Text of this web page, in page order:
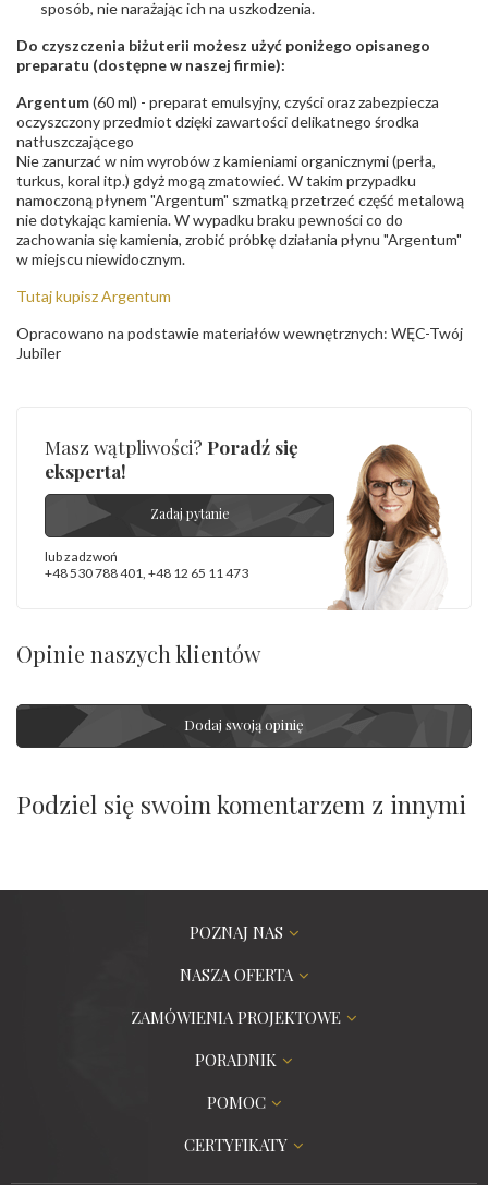
sposób, nie narażając ich na uszkodzenia.
Do czyszczenia biżuterii możesz użyć poniżego opisanego
preparatu (dostępne w naszej firmie):
Argentum(60 ml) - preparat emulsyjny, czyści oraz zabezpiecza
oczyszczony przedmiot dzięki zawartości delikatnego środka
natłuszczającego
Nie zanurzać w nim wyrobów z kamieniami organicznymi (perła,
turkus, koral itp.) gdyż mogą zmatowieć. W takim przypadku
namoczoną płynem "Argentum" szmatką przetrzeć część metalową
nie dotykając kamienia. W wypadku braku pewności co do
zachowania się kamienia, zrobić próbkę działania płynu "Argentum"
w miejscu niewidocznym.
Tutaj kupisz Argentum
Opracowano na podstawie materiałów wewnętrznych: WĘC-Twój
Jubiler
Masz wątpliwości? Poradź się
eksperta!
Zadaj pytanie
lub zadzwoń
+48 530 788 401 +48 12 65 11 473
Opinie naszych klientów
Dodaj swoją opinię
Podziel się swoim komentarzem z innymi
POZNAJ NAS
NASZA OFERTA
ZAMÓWIENIA PROJEKTOWE
PORADNIK
POMOC
CERTYFIKATY